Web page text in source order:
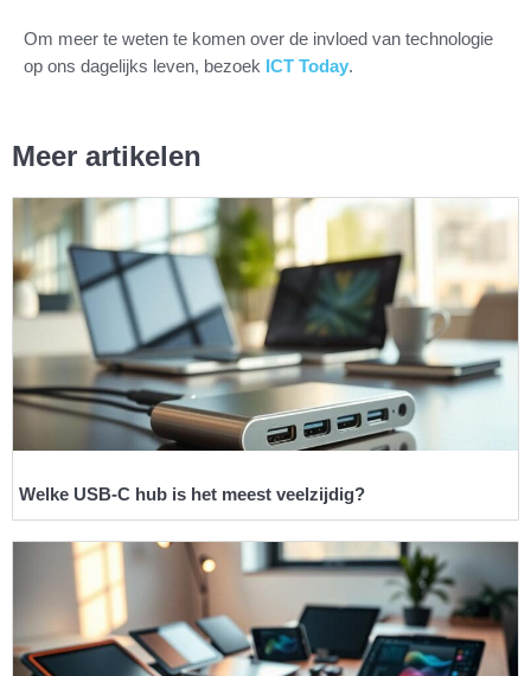
Om meer te weten te komen over de invloed van technologie
op ons dagelijks leven, bezoek ICT Today.
Meer artikelen
Welke USB-C hub is het meest veelzijdig?